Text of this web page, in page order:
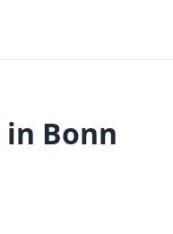
Bonn